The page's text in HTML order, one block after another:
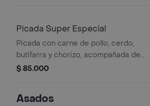
Picada Super Especial
Picada con carne de pollo, cerdo,
butifarra y chorizo, acompañada de
papas fritas y queso rallado.
$ 85.000
Asados